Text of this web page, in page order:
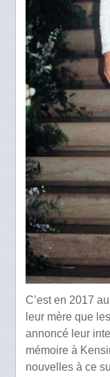
C’est en 2017
leur mère que
annoncé leur
mémoire à
nouvelles à ce